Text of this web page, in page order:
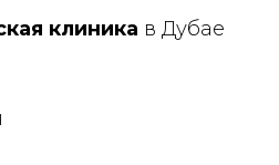
клиника в Дубае